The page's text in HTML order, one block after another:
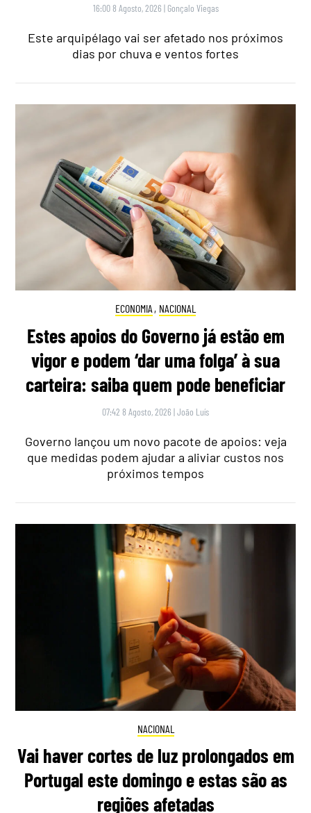
16:00 8 Agosto, 2026 | Gonçalo Viegas
Este arquipélago vai ser afetado nos próximos
dias por chuva e ventos fortes
ECONOMIA , NACIONAL
Estes apoios do Governo já estão em
vigor e podem ‘dar uma folga’ à sua
carteira: saiba quem pode beneficiar
07:42 8 Agosto, 2026 |João Luís
Governo lançou um novo pacote de apoios: veja
que medidas podem ajudar a aliviar custos nos
próximos tempos
NACIONAL
Vai haver cortes de luz prolongados em
Portugal este domingo e estas são as
regiões afetadas